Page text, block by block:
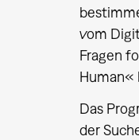
vom
Fragen
Human«
Das
der